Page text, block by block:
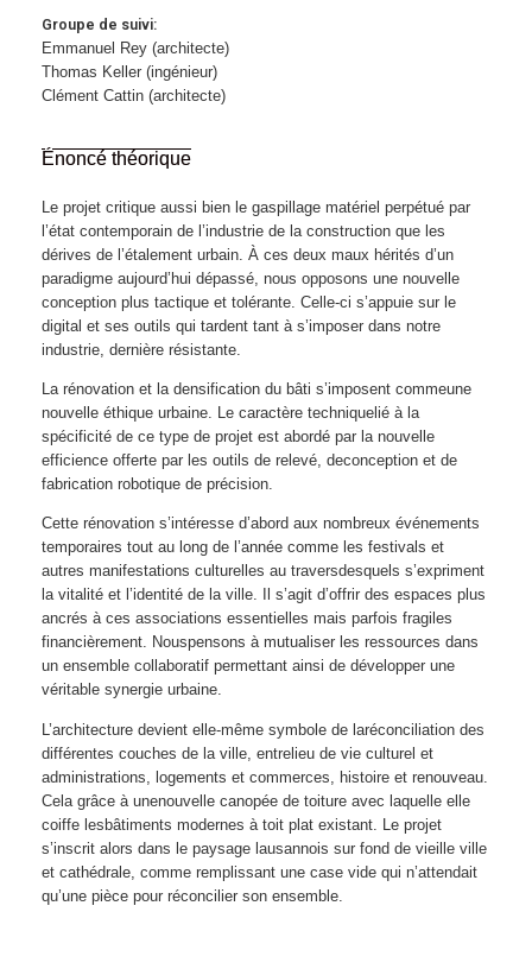
Groupe de suivi:
Emmanuel Rey (architecte)
Thomas Keller (ingénieur)
Clément Cattin (architecte)
Énoncé théorique
Le projet critique aussi bien le gaspillage matériel perpétué par
l’état contemporain de l’industrie de la construction que les
dérives de l’étalement urbain. À ces deux maux hérités d’un
paradigme aujourd’hui dépassé, nous opposons une nouvelle
conception plus tactique et tolérante. Celle-ci s’appuie sur le
digital et ses outils qui tardent tant à s’imposer dans notre
industrie, dernière résistante.
La rénovation et la densification du bâti s’imposent commeune
nouvelle éthique urbaine. Le caractère techniquelié à la
spécificité de ce type de projet est abordé par la nouvelle
efficience offerte par les outils de relevé, deconception et de
fabrication robotique de précision.
Cette rénovation s’intéresse d’abord aux nombreux événements
temporaires tout au long de l’année comme les festivals et
autres manifestations culturelles au traversdesquels s’expriment
la vitalité et l’identité de la ville. Il s’agit d’offrir des espaces plus
ancrés à ces associations essentielles mais parfois fragiles
financièrement. Nouspensons à mutualiser les ressources dans
un ensemble collaboratif permettant ainsi de développer une
véritable synergie urbaine.
L’architecture devient elle-même symbole de laréconciliation des
différentes couches de la ville, entrelieu de vie culturel et
administrations, logements et commerces, histoire et renouveau.
Cela grâce à unenouvelle canopée de toiture avec laquelle elle
coiffe lesbâtiments modernes à toit plat existant. Le projet
s’inscrit alors dans le paysage lausannois sur fond de vieille ville
et cathédrale, comme remplissant une case vide qui n’attendait
qu’une pièce pour réconcilier son ensemble.